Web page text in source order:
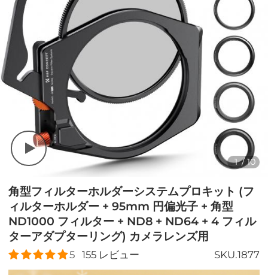
1/10
角型フィルターホルダーシステムプロキット (フ
ィルターホルダー + 95mm 円偏光子 + 角型
ND1000 フィルター + ND8 + ND64 + 4 フィル
ターアダプターリング) カメラレンズ用
5 155レビュー SKU.1877